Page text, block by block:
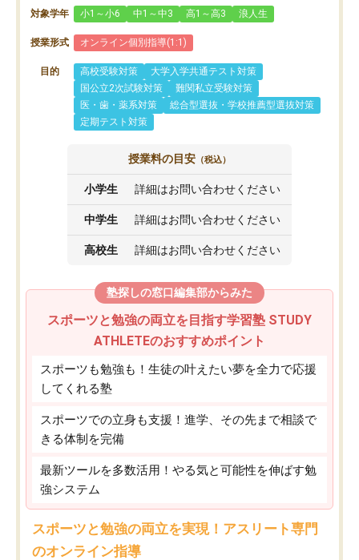
対象学年 小1～小6 中1～中3 高1～高3 浪人生
授業形式 オンライン個別指導(1:1)
目的 高校受験対策
大学入学共通テスト対策
国公立2次試験対策
難関私立受験対策
医・歯・薬系対策
総合型選抜・学校推薦型選抜対策
定期テスト対策
授業料の目安 （税込）
小学生 詳細はお問い合わせください
中学生 詳細はお問い合わせください
高校生 詳細はお問い合わせください
塾探しの窓口編集部からみた
スポーツと勉強の両立を目指す学習塾 STUDY
ATHLETEのおすすめポイント
スポーツも勉強も！生徒の叶えたい夢を全力で応援
してくれる塾
スポーツでの立身も支援！進学、その先まで相談で
きる体制を完備
最新ツールを多数活用！やる気と可能性を伸ばす勉
強システム
スポーツと勉強の両立を実現！アスリート専門
のオンライン指導